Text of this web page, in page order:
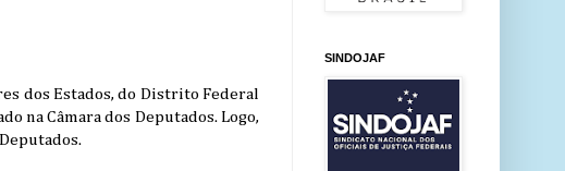
dos Estados, do Distrito Federal
na Câmara dos Deputados. Logo,
SINDOJAF